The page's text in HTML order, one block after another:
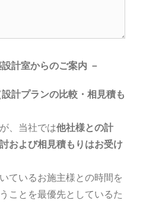
計室からのご案内 －
計プランの比較・相見積も
、当社では他社様との計
および相見積もりはお受け
ているお施主様との時間を
ことを最優先としているた